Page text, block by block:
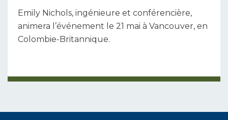
Emily Nichols, ingénieure et conférencière,
animera l’événement le 21 mai à Vancouver, en
Colombie-Britannique.